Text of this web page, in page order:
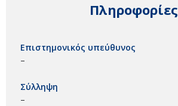
Πληροφορίες
Επιστημονικός υπεύθυνος
–
Σύλληψη
–